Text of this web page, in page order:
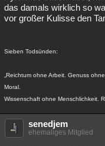
das damals wirklich so
vor großer Kulisse den
Sieben Todsünden:
„Reichtum ohne Arbeit. Genuss
Moral.
Wissenschaft ohne Menschlichkeit.
senedjem
ehemaliges Mitglied